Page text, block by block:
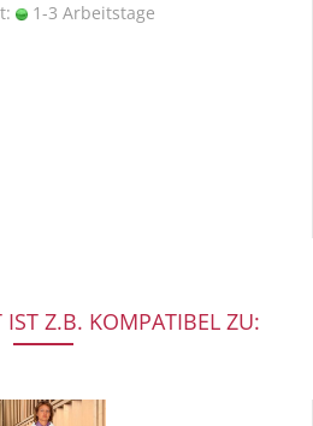
1-3 Arbeitstage
IST Z.B. KOMPATIBEL ZU: